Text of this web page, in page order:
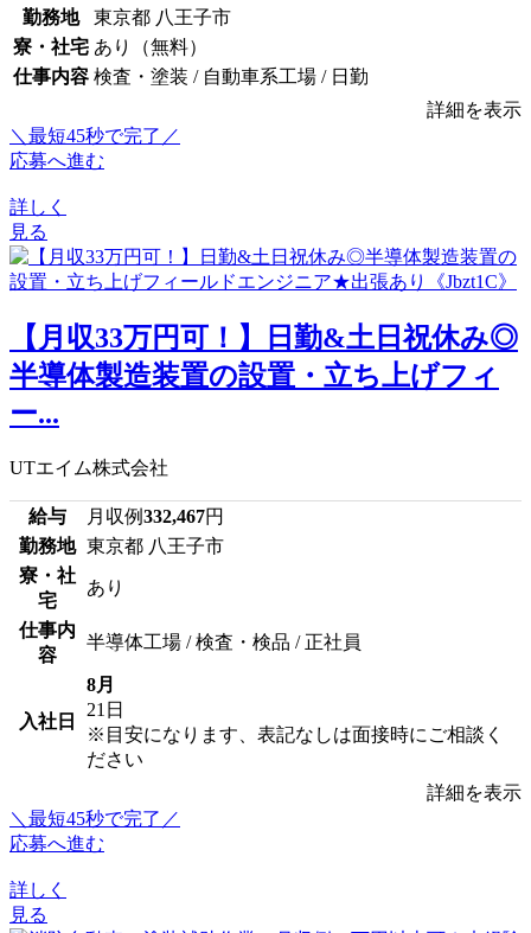
勤務地
東京都 八王子市
寮・社宅 あり（無料）
仕事内容 検査・塗装 / 自動車系工場 / 日勤
詳細を表示
＼最短45秒で完了／
応募へ進む
詳しく
見る
【月収33万円可！】日勤&土日祝休み◎
半導体製造装置の設置・立ち上げフィ
ー...
UTエイム株式会社
給与 月収例332,467円
勤務地 東京都 八王子市
寮・社
宅
あり
仕事内
容
半導体工場 / 検査・検品 / 正社員
入社日
8月
21日
※目安になります、表記なしは面接時にご相談く
ださい
詳細を表示
＼最短45秒で完了／
応募へ進む
詳しく
見る